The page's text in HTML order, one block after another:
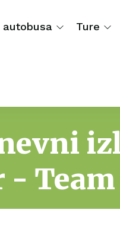
autobusa Ture
-